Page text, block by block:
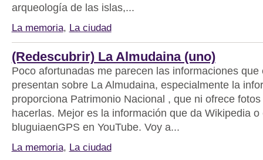
arqueología de las islas,...
La memoria, La ciudad
(Redescubrir) La Almudaina (uno)
Poco afortunadas me parecen las informaciones que
presentan sobre La Almudaina, especialmente la
proporciona Patrimonio Nacional , que ni ofrece
hacerlas. Mejor es la información que da Wikipedia
bluguiaenGPS en YouTube. Voy a...
La memoria, La ciudad